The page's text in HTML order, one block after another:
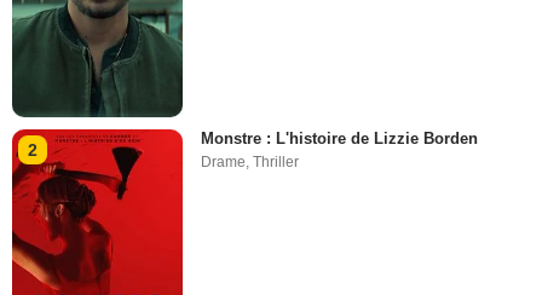
2
Monstre : L'histoire de Lizzie Borden
Drame ,Thriller